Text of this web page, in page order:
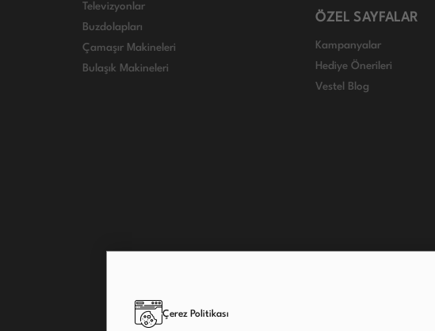
Televizyonlar
Buzdolapları
Çamaşır Makineleri
Bulaşık Makineleri
ÖZEL SAYFALAR
Kampanyalar
Hediye Önerileri
Vestel Blog
Çerez Politikası